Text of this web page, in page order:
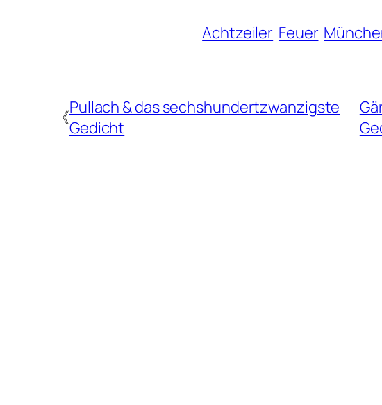
Achtzeiler Feuer
《Pullach & das sechshundertzwanzigste
Gedicht